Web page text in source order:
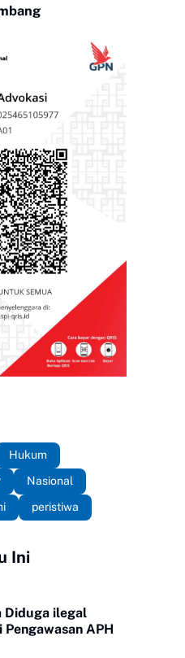
Hukum
Nasional
peristiwa
Ini
Diduga ilegal
APH